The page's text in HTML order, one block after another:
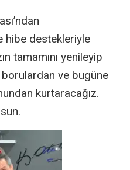
hibe destekleriyle
tamamını yenileyip
ve bugüne
kurtaracağız.